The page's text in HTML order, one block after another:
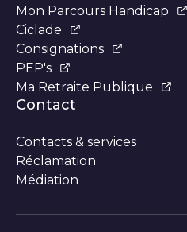
Mon Parcours Handicap
Ciclade
Consignations
PEP's
Ma Retraite Publique
Contact
Contacts & services
Réclamation
Médiation